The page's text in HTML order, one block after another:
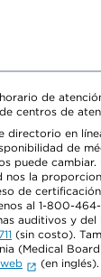
de
centros de
directorio en
de
puede
nos la
de
al 1-800-
auditivos y
711 (sin costo).
(Medical
(en inglés).